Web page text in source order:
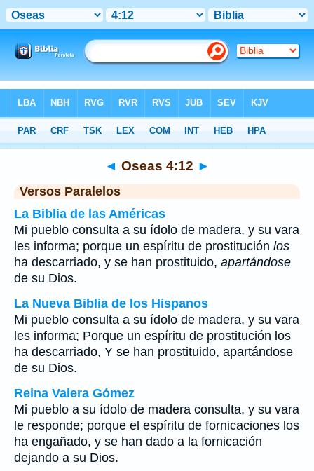
>Oseas> Capítulo 4> Verso 12
◄ Oseas 4:12 ►
Versos Paralelos
La Biblia de las Américas
Mi pueblo consulta a su ídolo de madera, y su vara
les informa; porque un espíritu de prostitución los
ha descarriado, y se han prostituido, apartándose
de su Dios.
La Nueva Biblia de los Hispanos
Mi pueblo consulta a su ídolo de madera, y su vara
les informa; Porque un espíritu de prostitución los
ha descarriado, Y se han prostituido, apartándose
de su Dios.
Reina Valera Gómez
Mi pueblo a su ídolo de madera consulta, y su vara
le responde; porque el espíritu de fornicaciones los
ha engañado, y se han dado a la fornicación
dejando a su Dios.